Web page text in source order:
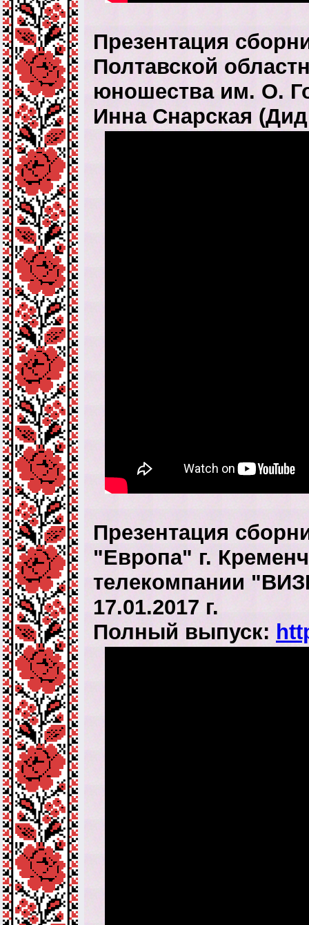
Презентация
Полтавской
юношества им. О.
Инна Снарская
Презентация
"Европа" г.
телекомпании
17.01.2017 г.
Полный выпуск: